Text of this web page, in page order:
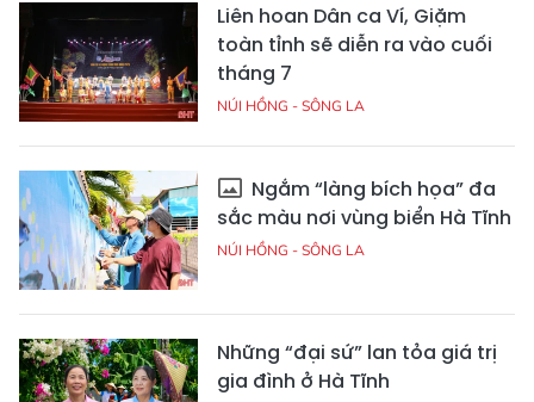
Liên hoan Dân ca Ví, Giặm
toàn tỉnh sẽ diễn ra vào cuối
tháng 7
NÚI HỒNG - SÔNG LA
Ngắm “làng bích họa” đa
sắc màu nơi vùng biển Hà Tĩnh
NÚI HỒNG - SÔNG LA
Những “đại sứ” lan tỏa giá trị
gia đình ở Hà Tĩnh